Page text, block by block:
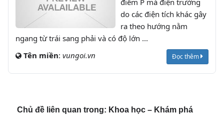
điểm P mà điện trường
do các điện tích khác gây
ra theo hướng nằm
ngang từ trái sang phải và có độ lớn ...
Tên miền: vungoi.vn Đọc thêm
Chủ đề liên quan trong: Khoa học – Khám phá